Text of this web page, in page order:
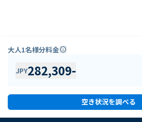
大人1名様分料金info
JPY282,309-
空き状況を調べる